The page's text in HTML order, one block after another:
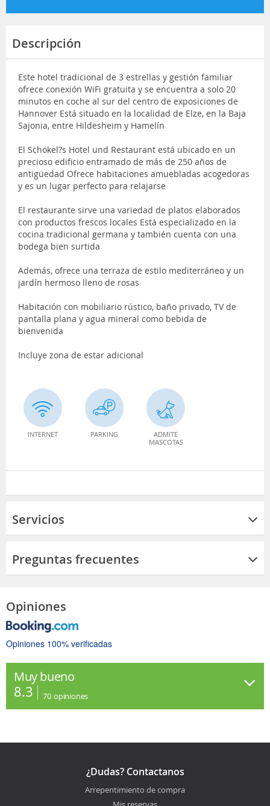
Descripción
Este hotel tradicional de 3 estrellas y gestión familiar
ofrece conexión WiFi gratuita y se encuentra a solo 20
minutos en coche al sur del centro de exposiciones de
Hannover Está situado en la localidad de Elze, en la Baja
Sajonia, entre Hildesheim y Hamelín
El Schökel?s Hotel und Restaurant está ubicado en un
precioso edificio entramado de más de 250 años de
antigüedad Ofrece habitaciones amuebladas acogedoras
y es un lugar perfecto para relajarse
El restaurante sirve una variedad de platos elaborados
con productos frescos locales Está especializado en la
cocina tradicional germana y también cuenta con una
bodega bien surtida
Además, ofrece una terraza de estilo mediterráneo y un
jardín hermoso lleno de rosas
Habitación con mobiliario rústico, baño privado, TV de
pantalla plana y agua mineral como bebida de
bienvenida
Incluye zona de estar adicional
INTERNET PARKING
ADMITE
MASCOTAS
Servicios
Preguntas frecuentes
Opiniones
Opiniones 100% verificadas
Muy bueno
8.3 70 opiniones
¿Dudas? Contactanos
Arrepentimiento de compra